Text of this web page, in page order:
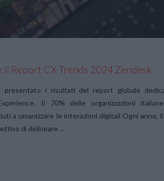
il Report CX Trends 2024 Zendesk
presentato i risultati del report globale
Il 70% delle organizzazioni
a umanizzare le interazioni digitali Ogni anno,
di delineare …